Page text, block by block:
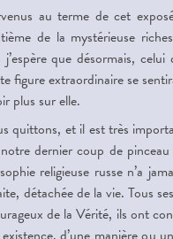
au terme de cet
de la mystérieuse
j’espère que désormais,
figure extraordinaire se
plus sur elle.
quittons, et il est très
dernier coup de
religieuse russe n’a
détachée de la vie. Tous
de la Vérité, ils ont